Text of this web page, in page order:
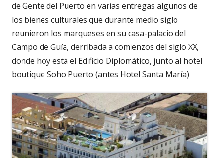
de Gente del Puerto en varias entregas algunos de
los bienes culturales que durante medio siglo
reunieron los marqueses en su casa-palacio del
Campo de Guía, derribada a comienzos del siglo XX,
donde hoy está el Edificio Diplomático, junto al hotel
boutique Soho Puerto (antes Hotel Santa María)